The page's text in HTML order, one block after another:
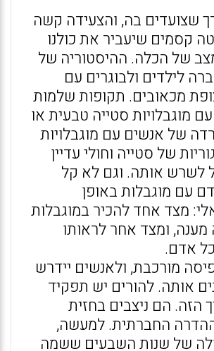
שצועדים בה, והצעידה קשה
קסמים שיעביר את כולנו
של הכלה. ההיסטוריה של
לילדים ולבוגרים עם
מכאובים. תקופות שלמות
מוגבלויות סטייה טבעית או
של אנשים עם מוגבלויות
של סטייה וחולי עדיין
לשרש אותה. וגם לא קל
עם מוגבלות באופן
מצד אחד להכיר במוגבלות
ומצד אחר לראותו
אדם.
מורכבת, ולאנשים יידרש
אותה. להורים יש תפקיד
הזה. הם ניצבים בחזית
החברתית. למעשה,
של שנות השבעים ששמה